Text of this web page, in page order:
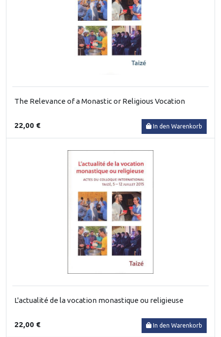
The Relevance of a Monastic or Religious Vocation
22,00 € In den Warenkorb
L'actualité de la vocation monastique ou religieuse
22,00 € In den Warenkorb